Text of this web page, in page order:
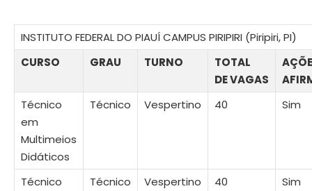
INSTITUTO FEDERAL DO PIAUÍ CAMPUS PIRIPIRI (Piripiri, PI)
CURSO
GRAU TURNO
TOTAL
DE VAGAS
Técnico
em
Multimeios
Didáticos
Técnico Vespertino 40 Sim
Técnico
Técnico Vespertino 40 Sim